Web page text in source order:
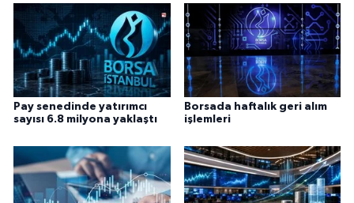
Pay senedinde yatırımcı
sayısı 6.8 milyona yaklaştı
Borsada haftalık geri alım
işlemleri